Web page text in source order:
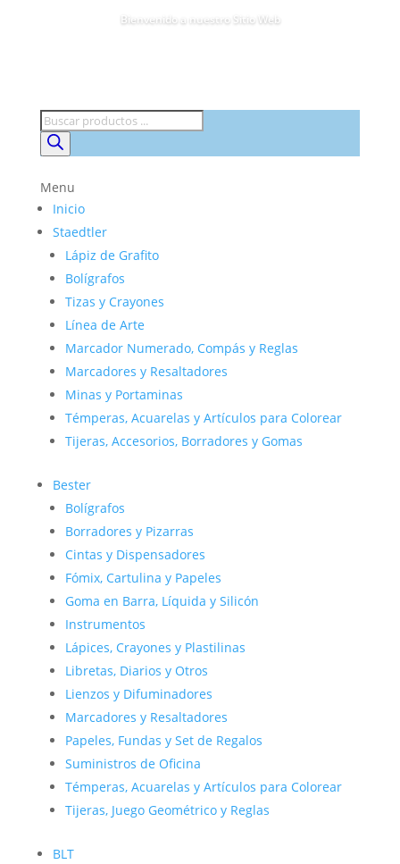
Bienvenido a nuestro Sitio Web
Búsqueda
de
productos
Menu
Inicio
Staedtler
Lápiz de Grafito
Bolígrafos
Tizas y Crayones
Línea de Arte
Marcador Numerado, Compás y Reglas
Marcadores y Resaltadores
Minas y Portaminas
Témperas, Acuarelas y Artículos para Colorear
Tijeras, Accesorios, Borradores y Gomas
Bester
Bolígrafos
Borradores y Pizarras
Cintas y Dispensadores
Fómix, Cartulina y Papeles
Goma en Barra, Líquida y Silicón
Instrumentos
Lápices, Crayones y Plastilinas
Libretas, Diarios y Otros
Lienzos y Difuminadores
Marcadores y Resaltadores
Papeles, Fundas y Set de Regalos
Suministros de Oficina
Témperas, Acuarelas y Artículos para Colorear
Tijeras, Juego Geométrico y Reglas
BLT